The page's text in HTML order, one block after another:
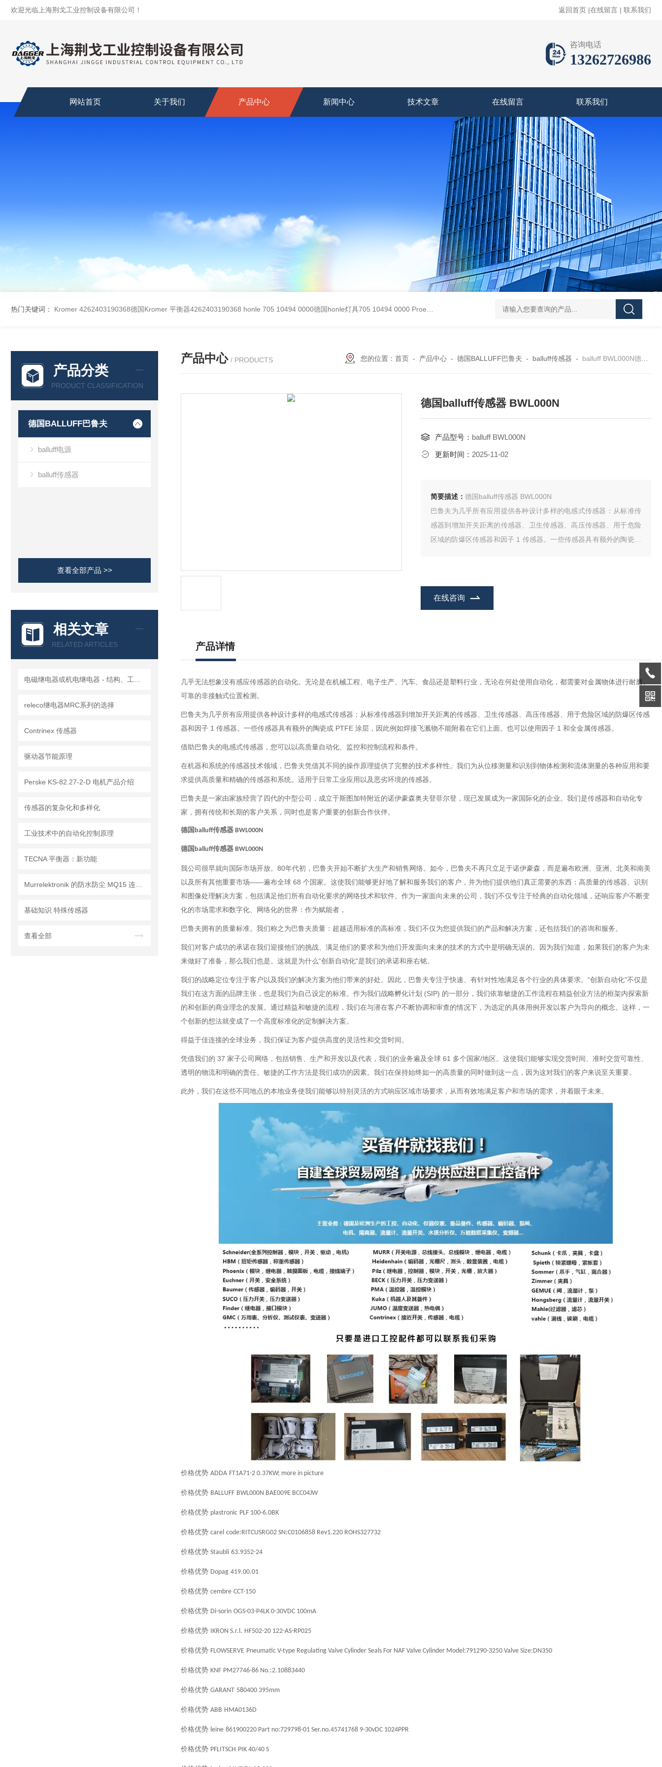
欢迎光临上海荆戈工业控制设备有限公司！ 返回首页 |在线留言 | 联系我们
咨询电话
13262726986
网站首页 关于我们 产品中心 新闻中心 技术文章 在线留言 联系我们
热门关键词： Kromer 4262403190368德国Kromer 平衡器4262403190368 honle 705 10494 0000德国honle灯具705 10494 0000 Proemion wireless 4001德国Proemion模块CANlink wireless 4001 asutec ASU-
产品分类
PRODUCT CLASSIFICATION
德国BALLUFF巴鲁夫
balluff电源
balluff传感器
查看全部产品 >>
相关文章
RELATED ARTICLES
releco继电器MRC系列的选择
Contrinex 传感器
驱动器节能原理
Perske KS-82.27-2-D 电机产品介绍
传感器的复杂化和多样化
工业技术中的自动化控制原理
TECNA 平衡器：新功能
基础知识 特殊传感器
查看全部
产品中心 / PRODUCTS 您的位置： 首页- 产品中心- 德国BALLUFF巴鲁夫 - balluff传感器 - balluff BWL000N德国balluff传感器 BWL000N
德国balluff传感器 BWL000N
产品型号： balluff BWL000N
更新时间： 2025-11-02
简要描述： 德国balluff传感器 BWL000N
巴鲁夫为几乎所有应用提供各种设计多样的电感式传感器：从标准传
感器到增加开关距离的传感器、卫生传感器、高压传感器、用于危险
区域的防爆区传感器和因子 1 传感器。一些传感器具有额外的陶瓷或
在线咨询
产品详情
几乎无法想象没有感应传感器的自动化。无论是在机械工程、电子生产、汽车、食品还是塑料行业，无论在何处使用自动化，都需要对金属物体进行耐磨、
可靠的非接触式位置检测。
巴鲁夫为几乎所有应用提供各种设计多样的电感式传感器：从标准传感器到增加开关距离的传感器、卫生传感器、高压传感器、用于危险区域的防爆区传感
器和因子 1 传感器。一些传感器具有额外的陶瓷或 PTFE 涂层，因此例如焊接飞溅物不能附着在它们上面。也可以使用因子 1 和全金属传感器。
借助巴鲁夫的电感式传感器，您可以以高质量自动化、监控和控制流程和条件。
在机器和系统的传感器技术领域，巴鲁夫凭借其不同的操作原理提供了完整的技术多样性。我们为从位移测量和识别到物体检测和流体测量的各种应用和要
求提供高质量和精确的传感器和系统。适用于日常工业应用以及恶劣环境的传感器。
巴鲁夫是一家由家族经营了四代的中型公司，成立于斯图加特附近的诺伊豪森奥夫登菲尔登，现已发展成为一家国际化的企业。我们是传感器和自动化专
家，拥有传统和长期的客户关系，同时也是客户重要的创新合作伙伴。
德国balluff传感器 BWL000N
德国balluff传感器 BWL000N
我公司很早就向国际市场开放。80年代初，巴鲁夫开始不断扩大生产和销售网络。如今，巴鲁夫不再只立足于诺伊豪森，而是遍布欧洲、亚洲、北美和南美
以及所有其他重要市场——遍布全球 68 个国家。这使我们能够更好地了解和服务我们的客户，并为他们提供他们真正需要的东西：高质量的传感器、识别
和图像处理解决方案，包括满足他们所有自动化要求的网络技术和软件。作为一家面向未来的公司，我们不仅专注于经典的自动化领域，还响应客户不断变
化的市场需求和数字化、网络化的世界：作为赋能者，
巴鲁夫拥有的质量标准。我们称之为巴鲁夫质量：超越适用标准的高标准，我们不仅为您提供我们的产品和解决方案，还包括我们的咨询和服务。
我们对客户成功的承诺在我们迎接他们的挑战、满足他们的要求和为他们开发面向未来的技术的方式中是明确无误的。因为我们知道，如果我们的客户为未
来做好了准备，那么我们也是。这就是为什么“创新自动化"是我们的承诺和座右铭。
我们的战略定位专注于客户以及我们的解决方案为他们带来的好处。因此，巴鲁夫专注于快速、有针对性地满足各个行业的具体要求。“创新自动化"不仅是
我们在这方面的品牌主张，也是我们为自己设定的标准。作为我们战略孵化计划 (SIP) 的一部分，我们依靠敏捷的工作流程在精益创业方法的框架内探索新
的和创新的商业理念的发展。通过精益和敏捷的流程，我们在与潜在客户不断协调和审查的情况下，为选定的具体用例开发以客户为导向的概念。这样，一
个创新的想法就变成了一个高度标准化的定制解决方案。
得益于佳连接的全球业务，我们保证为客户提供高度的灵活性和交货时间。
凭借我们的 37 家子公司网络，包括销售、生产和开发以及代表，我们的业务遍及全球 61 多个国家/地区。这使我们能够实现交货时间、准时交货可靠性、
透明的物流和明确的责任。敏捷的工作方法是我们成功的因素。我们在保持始终如一的高质量的同时做到这一点，因为这对我们的客户来说至关重要。
此外，我们在这些不同地点的本地业务使我们能够以特别灵活的方式响应区域市场要求，从而有效地满足客户和市场的需求，并着眼于未来。
价格优势 ADDA FT1A71-2 0.37KW; more in picture
价格优势 BALLUFF BWL000N BAE009E BCC04JW
价格优势 plastronic PLF 100-6.0BK
价格优势 carel code:RITCUSRG02 SN:C0106858 Rev1.220 ROHS327732
价格优势 Staubli 63.9352-24
价格优势 Dopag 419.00.01
价格优势 cembre CCT-150
价格优势 Di-sorin OGS-03-P4LK 0-30VDC 100mA
价格优势 IKRON S.r.l. HF502-20 122-AS-RP025
价格优势 FLOWSERVE Pneumatic V-type Regulating Valve Cylinder Seals For NAF Valve Cylinder Model:791290-3250 Valve Size:DN350
价格优势 KNF PM27746-86 No.:2.10883440
价格优势 GARANT 580400 395mm
价格优势 ABB HMA0136D
价格优势 leine 861900220 Part no:729798-01 Ser.no.45741768 9-30vDC 1024PPR
价格优势 PFLITSCH PIK 40/40 S